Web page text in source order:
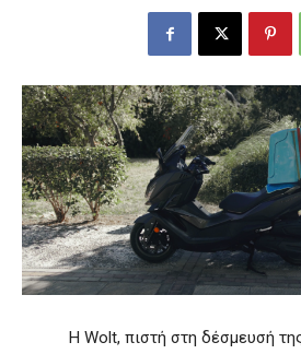
Η Wolt, πιστή στη δέσμευσή